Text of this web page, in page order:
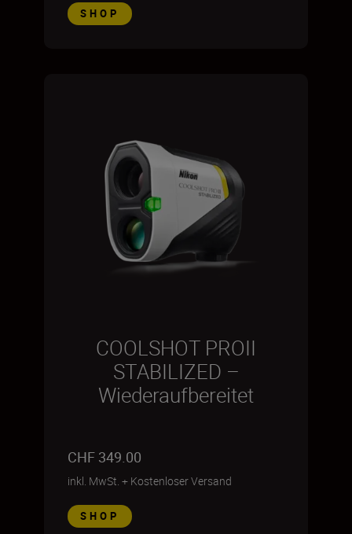
SHOP
COOLSHOT PROII
STABILIZED –
Wiederaufbereitet
CHF 349.00
inkl. MwSt. + Kostenloser Versand
SHOP